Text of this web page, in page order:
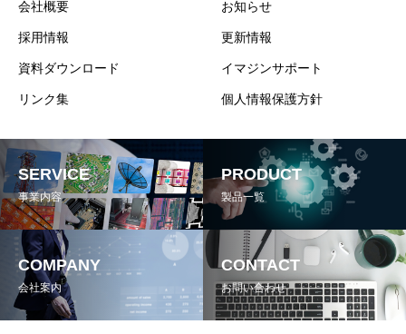
会社概要
採用情報
資料ダウンロード
リンク集
お知らせ
更新情報
イマジンサポート
個人情報保護方針
SERVICE
事業内容
PRODUCT
製品一覧
COMPANY
会社案内
CONTACT
お問い合わせ